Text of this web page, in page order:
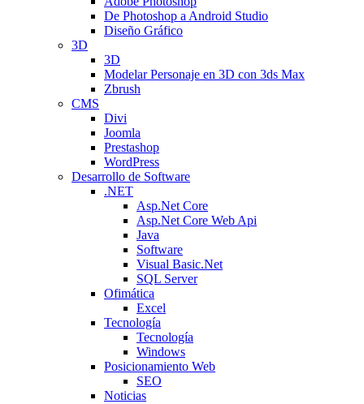
De Photoshop a Android Studio
Diseño Gráfico
3D
3D
Modelar Personaje en 3D con 3ds Max
Zbrush
CMS
Divi
Joomla
Prestashop
WordPress
Desarrollo de Software
.NET
Asp.Net Core
Asp.Net Core Web Api
Java
Software
Visual Basic.Net
SQL Server
Ofimática
Excel
Tecnología
Tecnología
Windows
Posicionamiento Web
SEO
Noticias